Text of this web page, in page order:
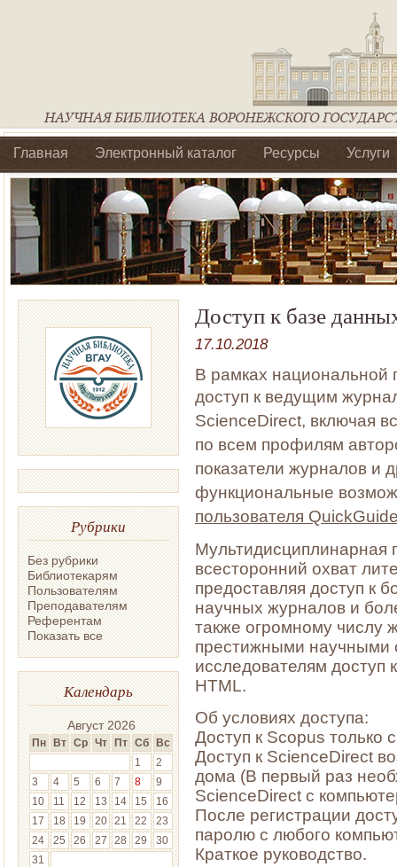
Главная Электронный каталог Ресурсы Услуги
Библиотеки регионального отделения Ассоциации
Рубрики
Без рубрики
Библиотекарям
Пользователям
Преподавателям
Референтам
Показать все
Календарь
Август 2026
Пн Вт Ср Чт Пт Сб Вс
1
2
3
4 5 6 7 8
9
10
11 12 13 14 15
16
17
18 19 20 21 22
23
24
25 26 27 28 29
30
31
Доступ к базе
17.10.2018
В рамках национальной
доступ к ведущим
ScienceDirect, включая
по всем профилям
показатели журналов и
функциональные
пользователя
Мультидисциплинарная
всесторонний охват
предоставляя доступ к
научных журналов и
также огромному числу
престижными научными
исследователям
HTML.
Об условиях доступа:
Доступ к Scopus только
Доступ к ScienceDirect
дома (В первый раз
ScienceDirect с
После регистрации
паролю с любого
Краткое руководство.